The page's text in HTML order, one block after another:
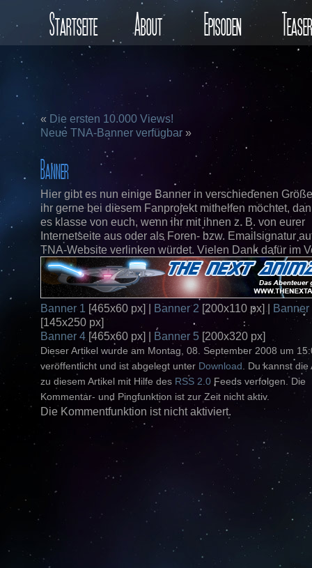
Startseite About Episoden Teaser
« Die ersten 10.000 Views!
Neue TNA-Banner verfügbar »
Banner
Hier gibt es nun einige Banner in verschiedenen
ihr gerne bei diesem Fanprojekt mithelfen möchtet,
es klasse von euch, wenn ihr mit ihnen z. B. von eurer
Internetseite aus oder als Foren- bzw. Emailsignatur
TNA-Website verlinken würdet. Vielen Dank dafür im
Banner 1 [465x60 px] | Banner 2 [200x110 px] | Banner
[145x250 px]
Banner 4 [465x60 px] | Banner 5 [200x320 px]
Dieser Artikel wurde am Montag, 08. September 2008 um
veröffentlicht und ist abgelegt unter Download . Du kannst die
zu diesem Artikel mit Hilfe des RSS 2.0 Feeds verfolgen. Die
Kommentar- und Pingfunktion ist zur Zeit nicht aktiv.
Die Kommentfunktion ist nicht aktiviert.